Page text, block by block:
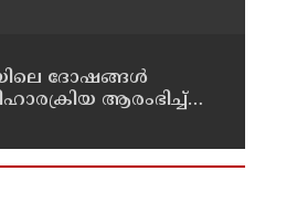
ദോഷങ്ങൾ
ആരംഭിച്ച്